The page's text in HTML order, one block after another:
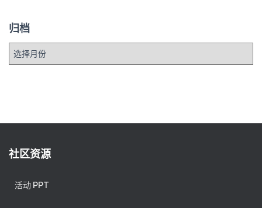
归档
社区资源
活动 PPT